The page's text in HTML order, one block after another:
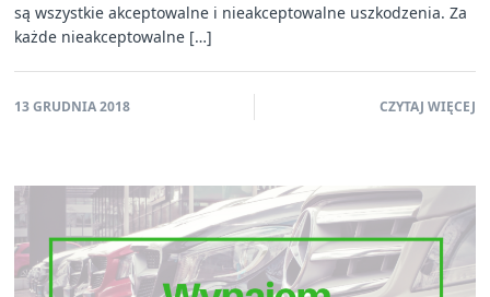
są wszystkie akceptowalne i nieakceptowalne uszkodzenia. Za
każde nieakceptowalne […]
13 GRUDNIA 2018 CZYTAJ WIĘCEJ